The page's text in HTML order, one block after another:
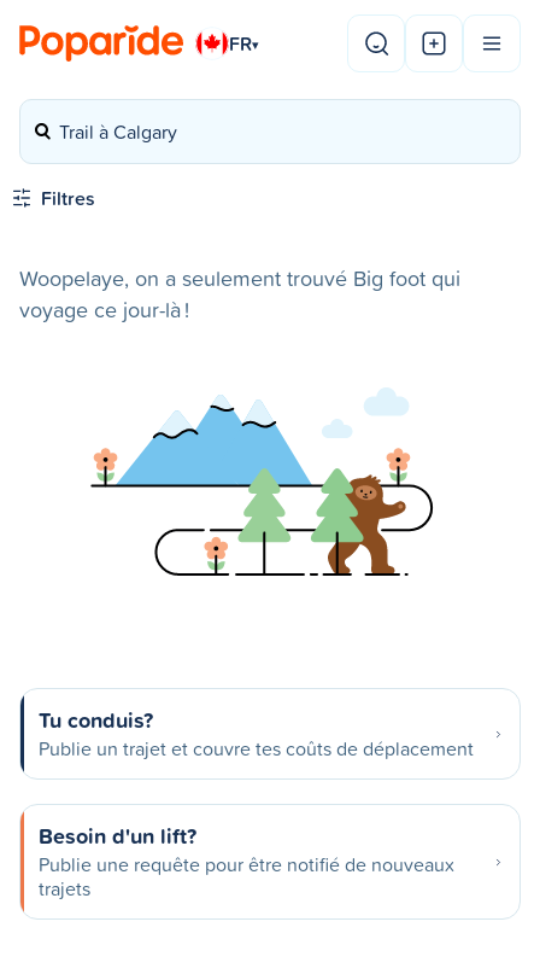
FR▾
Trail à Calgary
Filtres
Woopelaye, on a seulement trouvé Big foot qui
voyage ce jour-là !
Tu conduis?
Publie un trajet et couvre tes coûts de déplacement
Besoin d'un lift?
Publie une requête pour être notifié de nouveaux
trajets